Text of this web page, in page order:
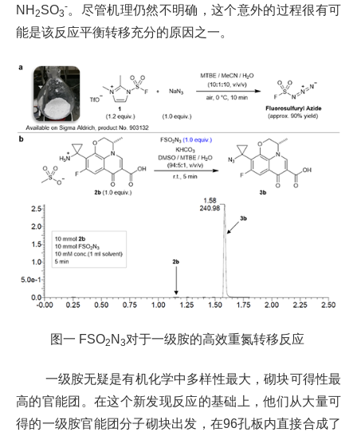
NH 2SO3
-。尽管机理仍然不明确，这个意外的过程很有可
能是该反应平衡转移充分的原因之一。
图一 FSO2 N 3对于一级胺的高效重氮转移反应
一级胺无疑是有机化学中多样性最大，砌块可得性最
高的官能团。在这个新发现反应的基础上，他们从大量可
得的一级胺官能团分子砌块出发，在96孔板内直接合成了